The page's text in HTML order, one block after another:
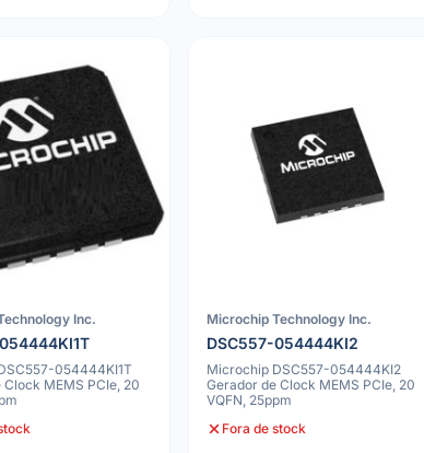
Inc.
054444KI1T
MEMS PCIe, 20
Microchip Technology Inc.
DSC557-054444KI2
Microchip DSC557-054444KI2
Gerador de Clock MEMS PCIe, 20
VQFN, 25ppm
Fora de stock